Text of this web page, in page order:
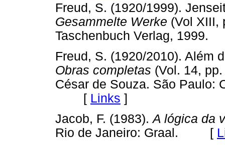
Freud, S. (1920/1999).
Gesammelte Werke (Vol XIII,
Taschenbuch Verlag,
Freud, S. (1920/2010). Além
Obras completas (Vol. 14,
César de Souza. São Paulo:
[ Links ]
Jacob, F. (1983).A lógica da
Rio de Janeiro: Graal. [